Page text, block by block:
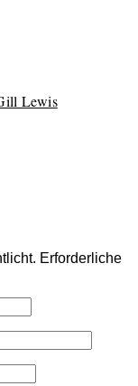
Lewis
Erforderliche